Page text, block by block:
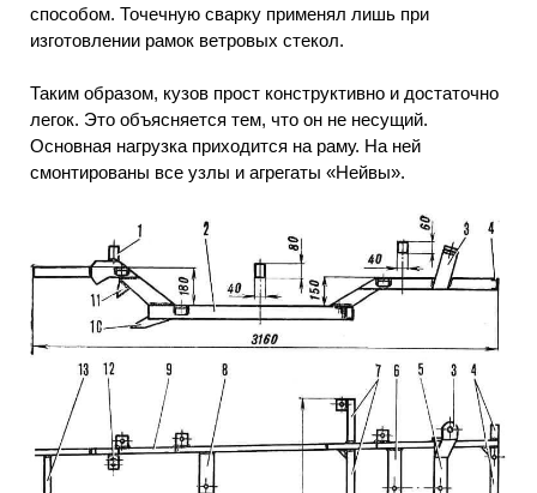
способом. Точечную сварку применял лишь при
изготовлении рамок ветровых стекол.
Таким образом, кузов прост конструктивно и достаточно
легок. Это объясняется тем, что он не несущий.
Основная нагрузка приходится на раму. На ней
смонтированы все узлы и агрегаты «Нейвы».